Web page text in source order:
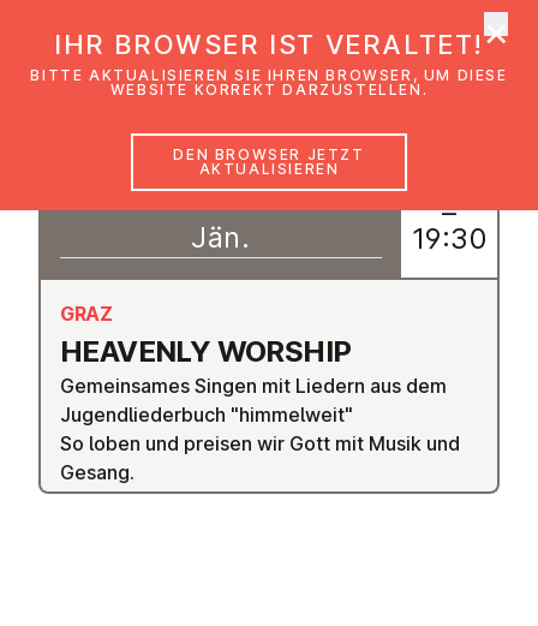
HEAVENLY WORSHIP
GRAZ
Gemeinsames Singen mit Liedern aus dem
Jugendliederbuch "himmelweit"
So loben und preisen wir Gott mit Musik und
Gesang.
08
Jän.
–
19:30
IHR BROWSER IST VERALTET!
BITTE AKTUALISIEREN SIE IHREN BROWSER, UM DIESE
WEBSITE KORREKT DARZUSTELLEN.
DEN BROWSER JETZT
AKTUALISIEREN
×